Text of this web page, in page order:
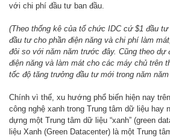
với chi phí đầu tư ban đầu.
(Theo thống kê của tổ chức IDC cứ $1 đầu
đầu tư cho phần điện năng và chi phí làm
đôi so với năm năm trước đây. Cũng theo dự
điện năng và làm mát cho các máy chủ trên
tốc độ tăng trưởng đầu tư mới trong năm
Chính vì thế, xu hướng phổ biến hiện nay
công nghệ xanh trong Trung tâm dữ liệu hay
dựng một Trung tâm dữ liệu “xanh” (green
liệu Xanh (Green Datacenter) là một Trung